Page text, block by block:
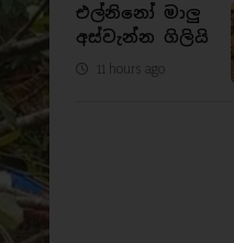
එල්නිනෝ මාලු
අස්වැන්න ගිලියි
11 hours ago